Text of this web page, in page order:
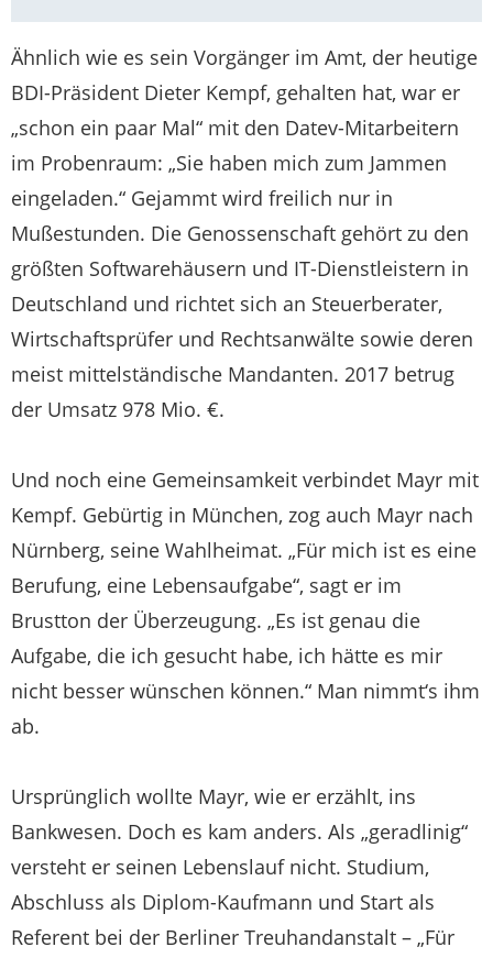
Ähnlich wie es sein Vorgänger im Amt, der heutige
BDI-Präsident Dieter Kempf, gehalten hat, war er
„schon ein paar Mal“ mit den Datev-Mitarbeitern
im Probenraum: „Sie haben mich zum Jammen
eingeladen.“ Gejammt wird freilich nur in
Mußestunden. Die Genossenschaft gehört zu den
größten Softwarehäusern und IT-Dienstleistern in
Deutschland und richtet sich an Steuerberater,
Wirtschaftsprüfer und Rechtsanwälte sowie deren
meist mittelständische Mandanten. 2017 betrug
der Umsatz 978 Mio. €.
Und noch eine Gemeinsamkeit verbindet Mayr mit
Kempf. Gebürtig in München, zog auch Mayr nach
Nürnberg, seine Wahlheimat. „Für mich ist es eine
Berufung, eine Lebensaufgabe“, sagt er im
Brustton der Überzeugung. „Es ist genau die
Aufgabe, die ich gesucht habe, ich hätte es mir
nicht besser wünschen können.“ Man nimmt‘s ihm
ab.
Ursprünglich wollte Mayr, wie er erzählt, ins
Bankwesen. Doch es kam anders. Als „geradlinig“
versteht er seinen Lebenslauf nicht. Studium,
Abschluss als Diplom-Kaufmann und Start als
Referent bei der Berliner Treuhandanstalt – „Für